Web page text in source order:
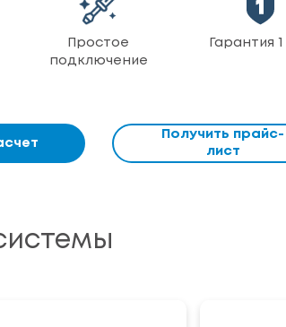
Простое
подключение
Гарантия
Получить прайс-
лист